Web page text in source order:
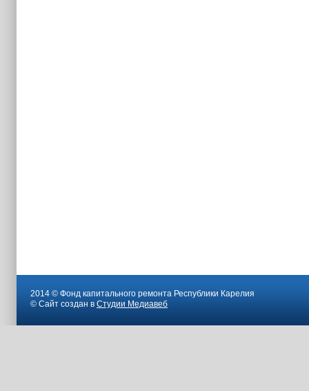
2014 © Фонд капитального ремонта Республики Карелия
© Сайт создан в Студии Медиавеб